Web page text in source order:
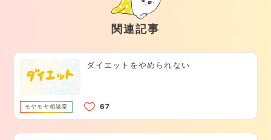
関連記事
ダイエットをやめられない
モヤモヤ相談室